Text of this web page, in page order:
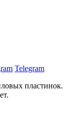
Telegram
пластинок.